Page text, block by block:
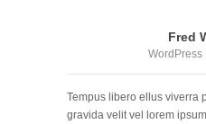
Fred
WordPress
Tempus libero ellus viverra
gravida velit vel lorem